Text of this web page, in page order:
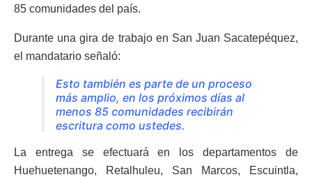
85 comunidades del país.
Durante una gira de trabajo en San Juan Sacatepéquez,
el mandatario señaló:
Esto también es parte de un proceso
más amplio, en los próximos días al
menos 85 comunidades recibirán
escritura como ustedes.
La entrega se efectuará en los departamentos de
Huehuetenango, Retalhuleu, San Marcos, Escuintla,